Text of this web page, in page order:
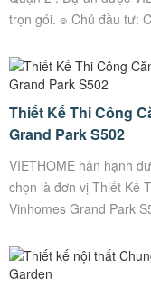
trọn gói. ๏ Chủ đầu tư:
Thiết Kế Thi Công
Grand Park S502
VIETHOME hân hạnh
chọn là đơn vị Thiết Kế
Vinhomes Grand Park
tin...